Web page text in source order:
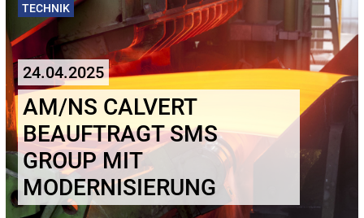
TECHNIK
24.04.2025
AM/NS CALVERT
BEAUFTRAGT SMS
GROUP MIT
MODERNISIERUNG